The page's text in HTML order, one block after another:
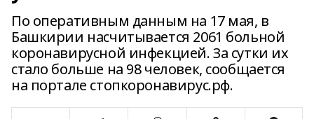
По оперативным данным на 17 мая, в
Башкирии насчитывается 2061 больной
коронавирусной инфекцией. За сутки их
стало больше на 98 человек, сообщается
на портале стопкоронавирус.рф.